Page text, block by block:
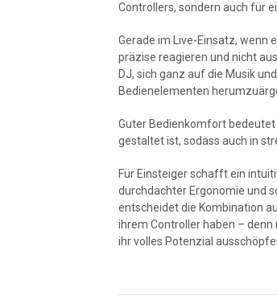
Controllers, sondern auch für
Gerade im Live-Einsatz, wenn
präzise reagieren und nicht
DJ, sich ganz auf die Musik
Bedienelementen
Guter Bedienkomfort
gestaltet ist, sodass auch in
Für Einsteiger schafft ein
durchdachter Ergonomie und
entscheidet die Kombination
ihrem Controller haben – denn
ihr volles Potenzial